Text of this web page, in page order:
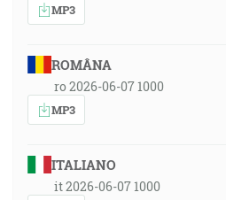
MP3
ROMÂNA
ro 2026-06-07 1000
MP3
ITALIANO
it 2026-06-07 1000